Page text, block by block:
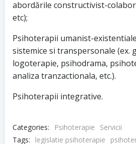
abordările constructivist-
etc);
Psihoterapii umanist-
sistemice si transpersonale (ex.
logoterapie, psihodrama,
analiza tranzactionala, etc.).
Psihoterapii integrative.
Categories: Psihoterapie
Servicii
Tags:
legislatie psihoterapie